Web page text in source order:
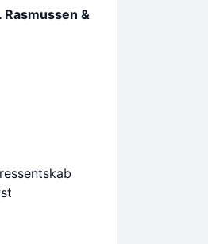
Rasmussen &